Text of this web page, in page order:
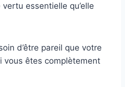
essentielle qu’elle
d’être pareil que votre
vous êtes complètement